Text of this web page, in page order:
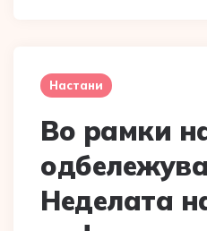
Настани
Во рамки
Неделата